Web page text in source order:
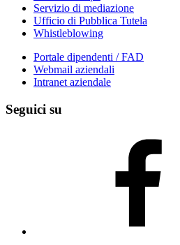
Servizio di mediazione
Ufficio di Pubblica Tutela
Whistleblowing
Portale dipendenti / FAD
Webmail aziendali
Intranet aziendale
Seguici su